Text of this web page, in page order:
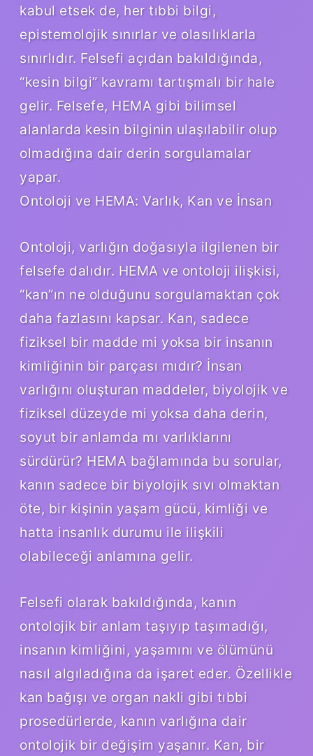
kabul etsek de, her tıbbi bilgi,
epistemolojik sınırlar ve olasılıklarla
sınırlıdır. Felsefi açıdan bakıldığında,
“kesin bilgi” kavramı tartışmalı bir hale
gelir. Felsefe, HEMA gibi bilimsel
alanlarda kesin bilginin ulaşılabilir olup
olmadığına dair derin sorgulamalar
yapar.
Ontoloji ve HEMA: Varlık, Kan ve İnsan
Ontoloji, varlığın doğasıyla ilgilenen bir
felsefe dalıdır. HEMA ve ontoloji ilişkisi,
“kan”ın ne olduğunu sorgulamaktan çok
daha fazlasını kapsar. Kan, sadece
fiziksel bir madde mi yoksa bir insanın
kimliğinin bir parçası mıdır? İnsan
varlığını oluşturan maddeler, biyolojik ve
fiziksel düzeyde mi yoksa daha derin,
soyut bir anlamda mı varlıklarını
sürdürür? HEMA bağlamında bu sorular,
kanın sadece bir biyolojik sıvı olmaktan
öte, bir kişinin yaşam gücü, kimliği ve
hatta insanlık durumu ile ilişkili
olabileceği anlamına gelir.
Felsefi olarak bakıldığında, kanın
ontolojik bir anlam taşıyıp taşımadığı,
insanın kimliğini, yaşamını ve ölümünü
nasıl algıladığına da işaret eder. Özellikle
kan bağışı ve organ nakli gibi tıbbi
prosedürlerde, kanın varlığına dair
ontolojik bir değişim yaşanır. Kan, bir